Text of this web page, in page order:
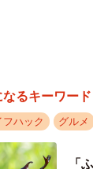
今回の話題を
道あるある」
なるキーワード
フハック グルメ
「